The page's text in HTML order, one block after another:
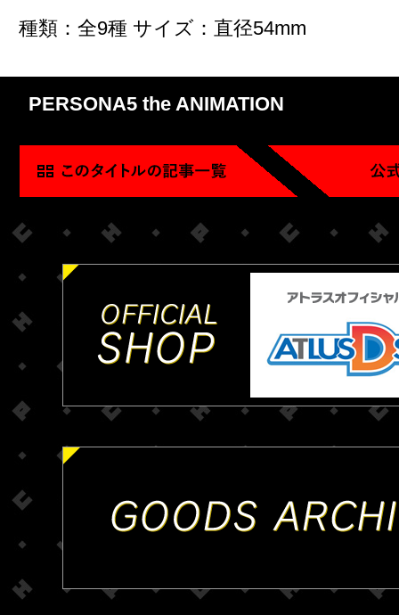
種類：全9種 サイズ：直径54mm
PERSONA5 the ANIMATION